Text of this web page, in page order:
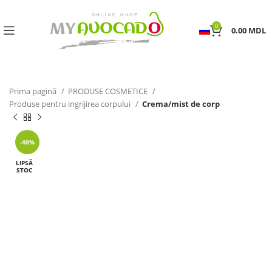
0 0.00 MDL
Prima pagină
PRODUSE COSMETICE
Produse pentru ingrijirea corpului
Crema/mist de corp
-40%
LIPSĂ
STOC